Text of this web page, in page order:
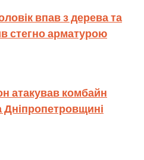
впав з дерева та
стегно арматурою
атакував комбайн
Дніпропетровщині